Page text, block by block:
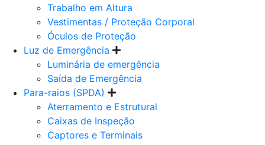
Trabalho em Altura
Vestimentas / Proteção Corporal
Óculos de Proteção
Luz de Emergência
Luminária de emergência
Saída de Emergência
Para-raios (SPDA)
Aterramento e Estrutural
Caixas de Inspeção
Captores e Terminais